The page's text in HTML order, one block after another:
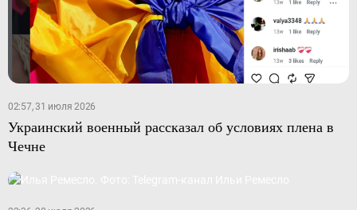
02:57, 31 июля 2026
Украинский военный рассказал об условиях плена в
Чечне